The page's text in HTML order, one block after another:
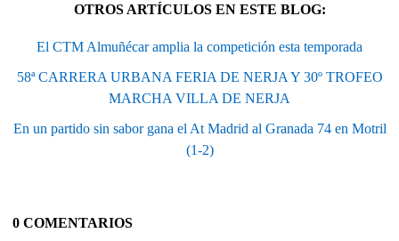
OTROS ARTÍCULOS EN ESTE BLOG:
El CTM Almuñécar amplia la competición esta temporada
58ª CARRERA URBANA FERIA DE NERJA Y 30º TROFEO
MARCHA VILLA DE NERJA
En un partido sin sabor gana el At Madrid al Granada 74 en Motril
(1-2)
0 COMENTARIOS